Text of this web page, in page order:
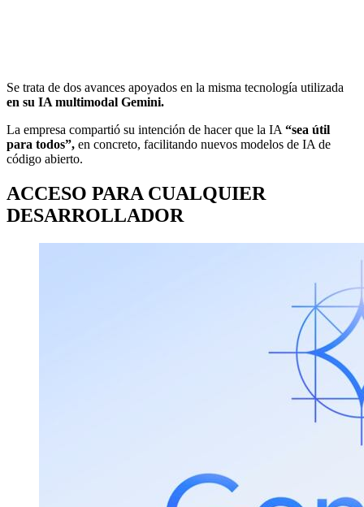
Se trata de dos avances apoyados en la misma tecnología utilizada
en su IA multimodal Gemini.
La empresa compartió su intención de hacer que la IA “sea útil
para todos”, en concreto, facilitando nuevos modelos de IA de
código abierto.
ACCESO PARA CUALQUIER
DESARROLLADOR